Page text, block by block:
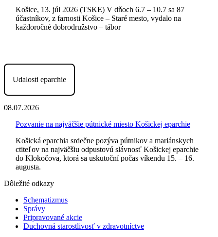
Košice, 13. júl 2026 (TSKE) V dňoch 6.7 – 10.7 sa 87
účastníkov, z farnosti Košice – Staré mesto, vydalo na
každoročné dobrodružstvo – tábor
Udalosti eparchie
08.07.2026
Pozvanie na najväčšie pútnické miesto Košickej eparchie
Košická eparchia srdečne pozýva pútnikov a mariánskych
ctiteľov na najväčšiu odpustovú slávnosť Košickej eparchie
do Klokočova, ktorá sa uskutoční počas víkendu 15. – 16.
augusta.
Dôležité odkazy
Schematizmus
Správy
Pripravované akcie
Duchovná starostlivosť v zdravotníctve